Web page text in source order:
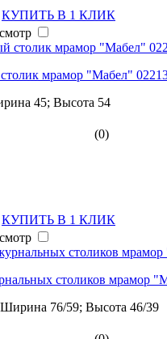
КУПИТЬ В 1 КЛИК
мрамор "Мабел"
45; Высота 54
(0)
КУПИТЬ В 1 КЛИК
столиков мрамор
76/59; Высота 46/39